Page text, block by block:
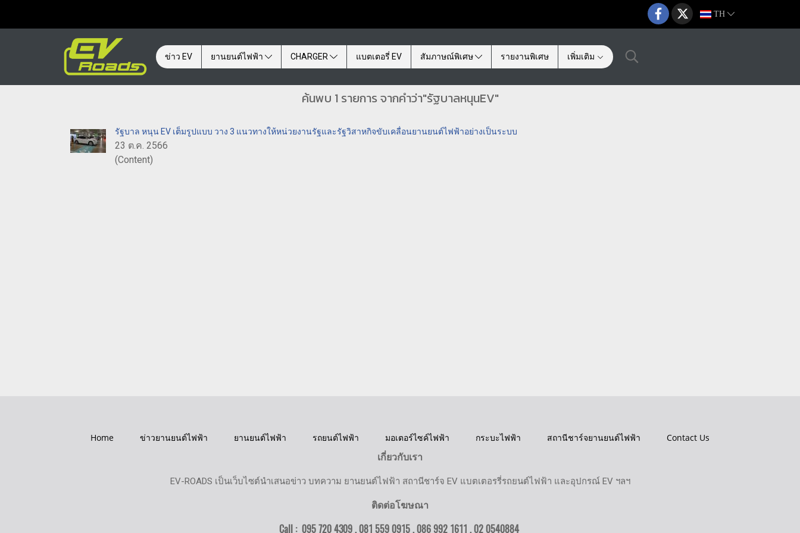
TH
ข่าว EV ยานยนต์ไฟฟ้า CHARGER แบตเตอรี่ EV สัมภาษณ์พิเศษ รายงานพิเศษ เพิ่มเติม
ค้นพบ 1 รายการ จากคำว่า"รัฐบาลหนุนEV"
รัฐบาล หนุน EV เต็มรูปแบบ วาง 3 แนวทางให้หน่วยงานรัฐและรัฐวิสาหกิจขับเคลื่อนยานยนต์ไฟฟ้าอย่างเป็นระบบ
23 ต.ค. 2566
(Content)
Home ข่าวยานยนต์ไฟฟ้า ยานยนต์ไฟฟ้า รถยนต์ไฟฟ้า มอเตอร์ไซค์ไฟฟ้า กระบะไฟฟ้า สถานีชาร์จยานยนต์ไฟฟ้า
Contact Us
เกี่ยวกับเรา
EV-ROADS เป็นเว็บไซต์นำเสนอข่าว บทความ ยานยนต์ไฟฟ้า สถานีชาร์จ EV แบตเตอรรี่รถยนต์ไฟฟ้า และอุปกรณ์ EV ฯลฯ
ติดต่อโฆษณา
Call : 095 720 4309 , 081 559 0915 , 086 992 1611 ,02 0540884